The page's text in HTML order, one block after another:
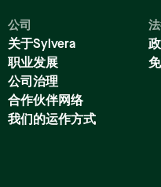
公司
关于Sylvera
职业发展
公司治理
合作伙伴网络
我们的运作方式